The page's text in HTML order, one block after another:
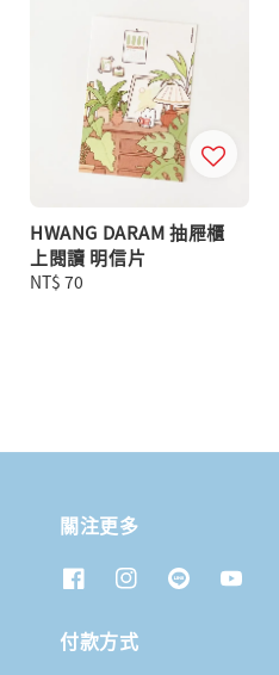
HWANG DARAM 抽屜櫃
上閱讀 明信片
Regular
NT$ 70
關注更多
付款方式